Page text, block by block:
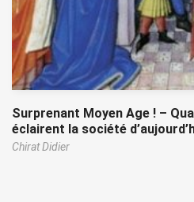
Surprenant Moyen Age ! –
éclairent la société
Chirat Didier